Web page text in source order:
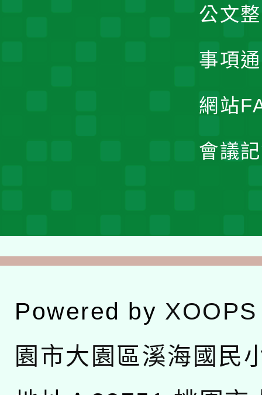
公文
事項
網站
會議
Powered by XOOPS
園市大園區溪海國民